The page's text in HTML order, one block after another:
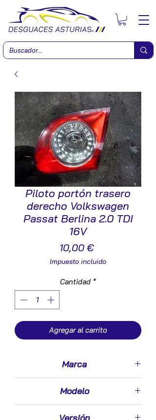
Piloto portón trasero
derecho Volkswagen
Passat Berlina 2.0 TDI
16V
10,00 €Precio
Impuesto incluido
Cantidad *
Agregar al carrito
Marca
Modelo
Versión